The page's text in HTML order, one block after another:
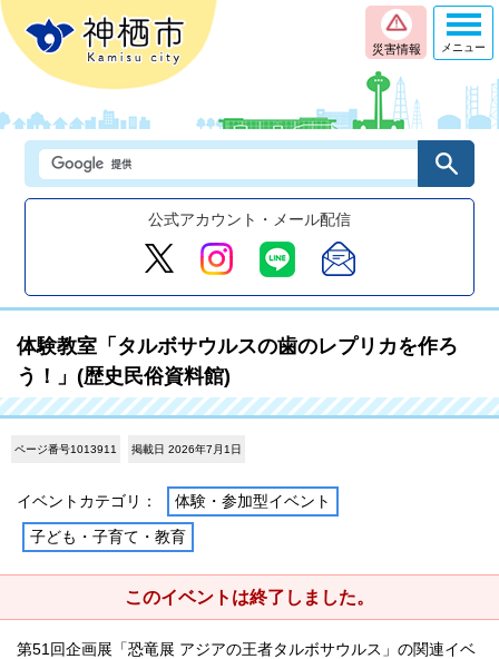
災害情報
公式アカウント・メール配信
メニュー
体験教室「タルボサウルスの歯のレプリカを作ろ
う！」(歴史民俗資料館)
ページ番号1013911 掲載日 2026年7月1日
イベントカテゴリ： 体験・参加型イベント
子ども・子育て・教育
このイベントは終了しました。
第51回企画展「恐竜展 アジアの王者タルボサウルス」の関連イベ